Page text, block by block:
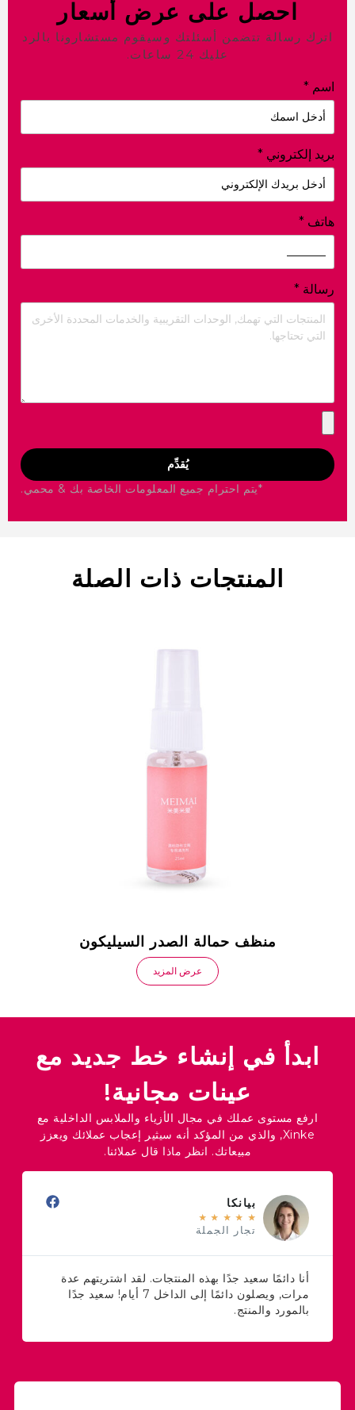
احصل على عرض أسعار
رسالة تتضمن أسئلتك وسيقوم مستشارونا بالرد
عليك 24 ساعات.
إلكتروني *
*
*
*يتم احترام جميع المعلومات الخاصة بك & محمي.
المنتجات ذات الصلة
منظف ​​حمالة الصدر السيليكون
عرض المزيد
ابدأ في إنشاء خط جديد مع
عينات مجانية!
ارفع مستوى عملك في مجال الأزياء والملابس الداخلية مع
Xinke, والذي من المؤكد أنه سيثير إعجاب عملائك ويعزز
مبيعاتك. انظر ماذا قال عملائنا.
بيانكا
★
★
★
★
★
تجار الجملة
أنا دائمًا سعيد جدًا بهذه المنتجات. لقد اشتريتهم عدة
مرات, ويصلون دائمًا إلى الداخل 7 أيام! سعيد جدًا
بالمورد والمنتج.